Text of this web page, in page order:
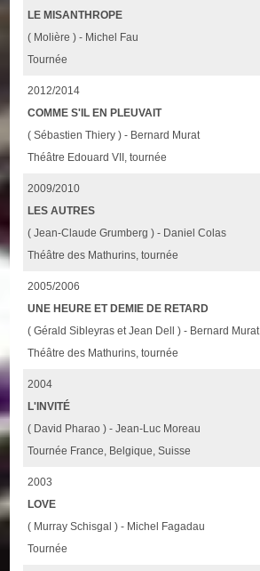
LE MISANTHROPE
( Molière ) - Michel Fau
Tournée
2012/2014
COMME S'IL EN PLEUVAIT
( Sébastien Thiery ) - Bernard Murat
Théâtre Edouard VII, tournée
2009/2010
LES AUTRES
( Jean-Claude Grumberg ) - Daniel Colas
Théâtre des Mathurins, tournée
2005/2006
UNE HEURE ET DEMIE DE RETARD
( Gérald Sibleyras et Jean Dell ) - Bernard Murat
Théâtre des Mathurins, tournée
2004
L'INVITÉ
( David Pharao ) - Jean-Luc Moreau
Tournée France, Belgique, Suisse
2003
LOVE
( Murray Schisgal ) - Michel Fagadau
Tournée